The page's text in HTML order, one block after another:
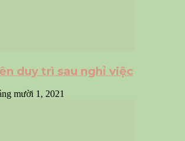
duy trì sau nghỉ việc
mười 1, 2021